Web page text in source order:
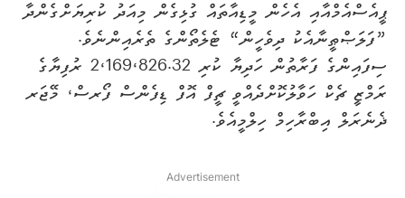
ޕީއެސްއެމްއާއި އެހެން މީޑިއާތައް ގުޅިގެން މިއަދު ކުރިޔަށްގެންދާ
”ފަލަޞްޠީނާއެކު ދިވެހީން“ ޓެލެތޯންގެ ތެރެއިންނެވެ.
ސިފައިންގެ ފަރާތުން ހަދިޔާ ކުރި 2،169،826.32 ރުފިޔާގެ
ރަމްޒީ ޗެކް ހަވާލުކޮށްދެއްވީ ޗީފް އޮފް ޑިފެންސް ފޯރސް، މޭޖަރ
ޛެނެރަލް އިބްރާހިމް ހިލްމީއެވެ.
Advertisement